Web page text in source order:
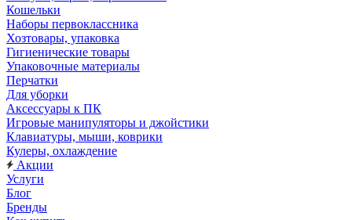
Кошельки
Наборы первоклассника
Хозтовары, упаковка
Гигиенические товары
Упаковочные материалы
Перчатки
Для уборки
Аксессуары к ПК
Игровые манипуляторы и джойстики
Клавиатуры, мыши, коврики
Кулеры, охлаждение
Акции
Услуги
Блог
Бренды